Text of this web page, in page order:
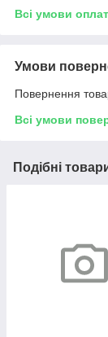
Всі умови
Умови
Повернення
Всі умови
Подібні